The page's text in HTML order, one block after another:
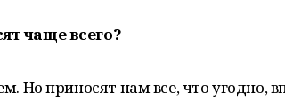
чаще всего?
Но приносят нам все, что угодно,